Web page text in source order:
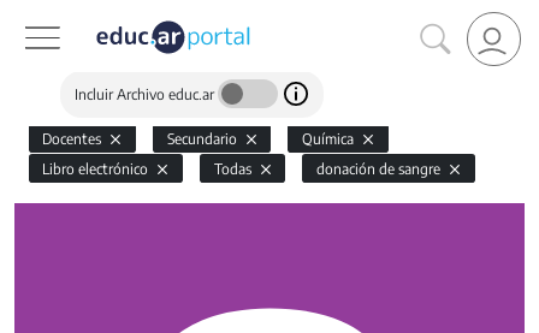
Incluir Archivo educ.ar
Docentes Secundario
Química
Libro electrónico
Todas donación de sangre